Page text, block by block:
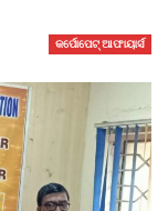
କର୍ପୋପେଟ୍ ଆଫାୟାର୍ସ